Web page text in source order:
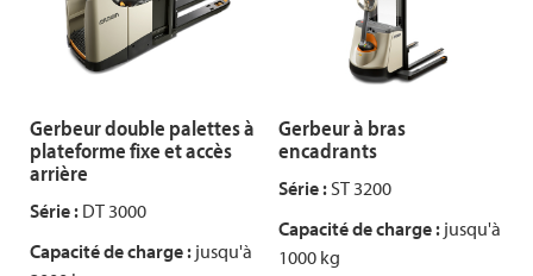
Gerbeur double palettes à
plateforme fixe et accès
arrière
Série : DT 3000
Capacité de charge : jusqu'à
Gerbeur à bras
encadrants
Série :ST 3200
Capacité de charge : jusqu'à
1000 kg